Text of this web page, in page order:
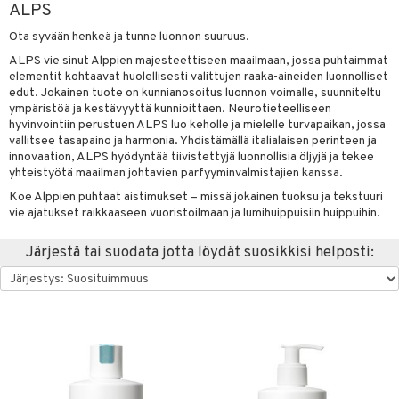
ALPS
Ota syvään henkeä ja tunne luonnon suuruus.
ALPS vie sinut Alppien majesteettiseen maailmaan, jossa puhtaimmat
elementit kohtaavat huolellisesti valittujen raaka-aineiden luonnolliset
edut. Jokainen tuote on kunnianosoitus luonnon voimalle, suunniteltu
ympäristöä ja kestävyyttä kunnioittaen. Neurotieteelliseen
hyvinvointiin perustuen ALPS luo keholle ja mielelle turvapaikan, jossa
vallitsee tasapaino ja harmonia. Yhdistämällä italialaisen perinteen ja
innovaation, ALPS hyödyntää tiivistettyjä luonnollisia öljyjä ja tekee
yhteistyötä maailman johtavien parfyyminvalmistajien kanssa.
Koe Alppien puhtaat aistimukset – missä jokainen tuoksu ja tekstuuri
vie ajatukset raikkaaseen vuoristoilmaan ja lumihuippuisiin huippuihin.
Järjestä tai suodata jotta löydät suosikkisi helposti:
in hoitoaine
& Antifrizz
hoito
iho
iho
iho
iho
& Highlighter
Päivävoide
hoito
tarvikkeet
/ Kajaali
de parfum
de toilette
&
Lapset
Set
tuotteet
poisto
tuotteet
shave balm
shave lotion
de cologne
de toilette